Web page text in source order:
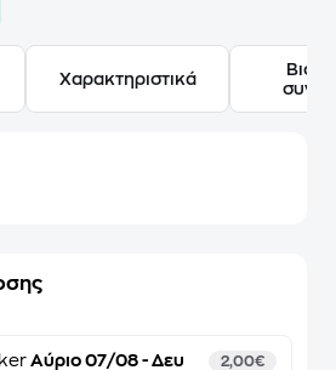
Χαρακτηριστικά
Αύριο 07/08 - Δευ
2,00€